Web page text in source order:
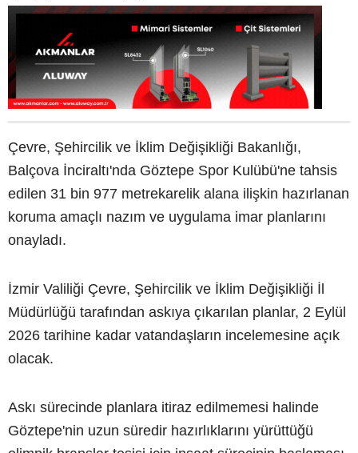
Çevre, Şehircilik ve İklim Değişikliği Bakanlığı,
Balçova İnciraltı'nda Göztepe Spor Kulübü'ne tahsis
edilen 31 bin 977 metrekarelik alana ilişkin hazırlanan
koruma amaçlı nazım ve uygulama imar planlarını
onayladı.
İzmir Valiliği Çevre, Şehircilik ve İklim Değişikliği İl
Müdürlüğü tarafından askıya çıkarılan planlar, 2 Eylül
2026 tarihine kadar vatandaşların incelemesine açık
olacak.
Askı sürecinde planlara itiraz edilmemesi halinde
Göztepe'nin uzun süredir hazırlıklarını yürüttüğü